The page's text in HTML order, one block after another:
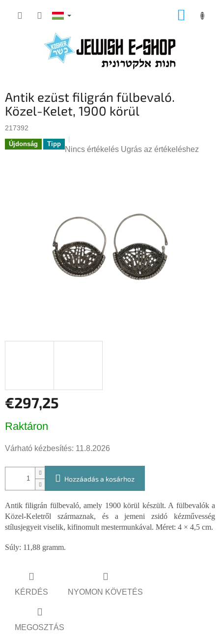
KOSÁR
Antik ezüst filigrán fülbevaló.
Közel-Kelet, 1900 körül
217392
Újdonság Tipp
A
csillag.
Nincs értékelés Ugrás az értékeléshez
€297,25
Raktáron
Várható kézbesítés: 11.8.2026
Hozzáadás a kosárhoz
Antik filigrán fülbevaló, amely 1900 körül készült. A fülbevalók a
Közel-Keletről származnak, és a jemeni zsidó kézművesség
stílusjegyeit viselik, kifinomult mestermunkával. Méret: 4 × 4,5 cm.
Súly: 11,88 gramm.
KÉRDÉS NYOMON KÖVETÉS
MEGOSZTÁS